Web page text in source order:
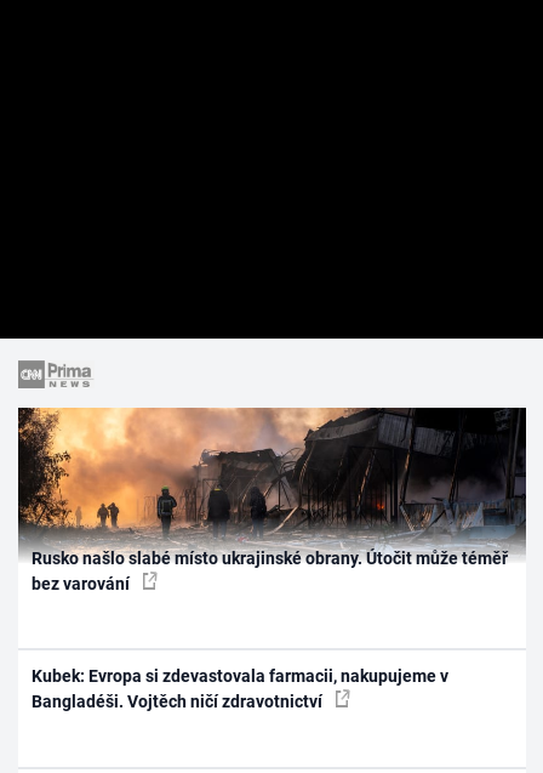
Rusko našlo slabé místo ukrajinské obrany. Útočit může téměř
bez varování
Kubek: Evropa si zdevastovala farmacii, nakupujeme v
Bangladéši. Vojtěch ničí zdravotnictví